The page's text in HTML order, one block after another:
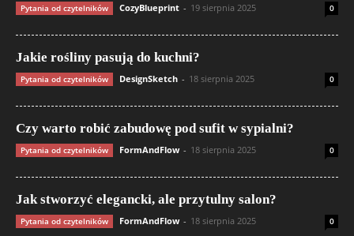
Pytania od czytelników CozyBlueprint - 19 sierpnia 2025 0
Jakie rośliny pasują do kuchni?
Pytania od czytelników DesignSketch - 18 sierpnia 2025 0
Czy warto robić zabudowę pod sufit w sypialni?
Pytania od czytelników FormAndFlow - 18 sierpnia 2025 0
Jak stworzyć elegancki, ale przytulny salon?
Pytania od czytelników FormAndFlow - 18 sierpnia 2025 0